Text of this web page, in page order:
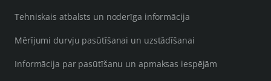
Tehniskais atbalsts un noderīga informācija
Mērījumi durvju pasūtīšanai un uzstādīšanai
Informācija par pasūtīšanu un apmaksas iespējām